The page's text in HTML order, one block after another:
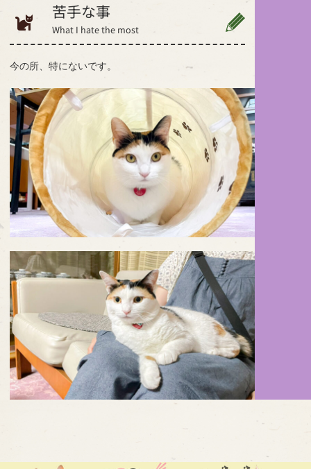
苦手な事
What I hate the most
今の所、特にないです。